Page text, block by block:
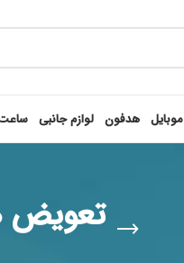
موبایل هدفون لوازم جانبی
تعویض